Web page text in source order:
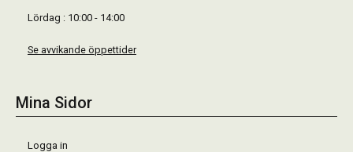
Lördag : 10:00 - 14:00
Se avvikande öppettider
Mina Sidor
Logga in